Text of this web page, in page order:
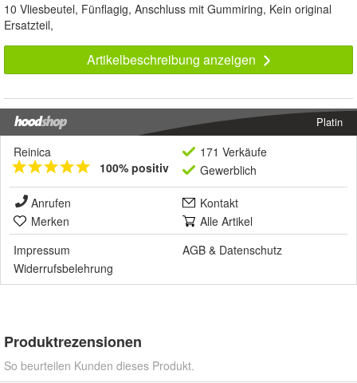
10 Vliesbeutel, Fünflagig, Anschluss mit Gummiring, Kein original
Ersatzteil,
Artikelbeschreibung anzeigen
Platin
Reinica
100% positiv
171 Verkäufe
Gewerblich
Anrufen
Kontakt
Merken
Alle Artikel
Impressum
AGB & Datenschutz
Widerrufsbelehrung
Produktrezensionen
So beurteilen Kunden dieses Produkt.